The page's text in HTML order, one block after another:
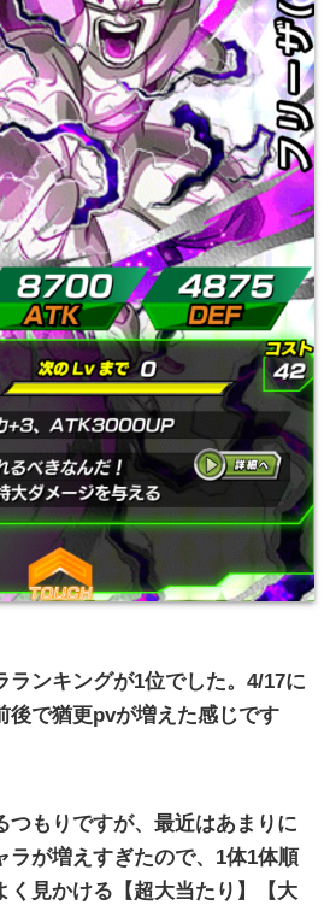
ランキングが1位でした。4/17に
後で猶更pvが増えた感じです
つもりですが、最近はあまりに
が増えすぎたので、 1体1体順
く見かける【超大当たり】【大